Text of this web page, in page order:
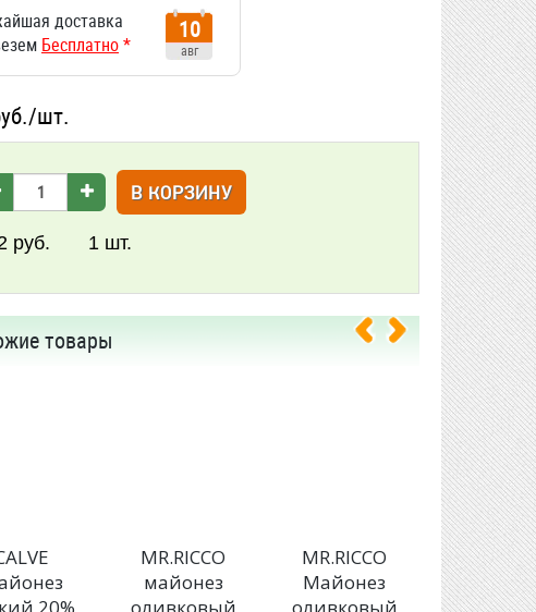
доставка
Бесплатно*
10
авг
шт.
В КОРЗИНУ
руб. 1 шт.
товары
MR.RICCO
майонез
MR.RICCO
Майонез